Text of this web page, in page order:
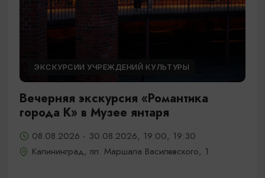
ЭКСКУРСИИ УЧРЕЖДЕНИЙ КУЛЬТУРЫ
Вечерняя экскурсия «Романтика
города К» в Музее янтаря
08.08.2026 - 30.08.2026, 19:00, 19:30
Калининград, пл. Маршала Василевского, 1